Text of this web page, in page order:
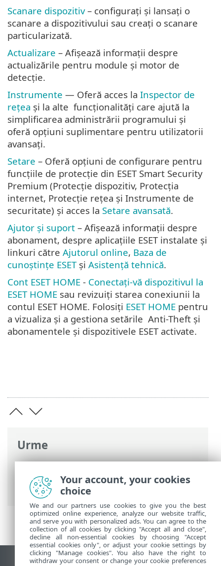
Urme
Ajutor online ESET>ESET Smart Security
Premium
>Lucrul cu ESET Smart Security
Premium
Scanare dispozitiv– configurați și lansați o
scanare a dispozitivului sau creați o scanare
particularizată.
Actualizare – Afișează informații despre
actualizările pentru module și motor de
detecție.
Instrumente — Oferă acces la Inspector de
rețea și la alte funcționalități care ajută la
simplificarea administrării programului și
oferă opțiuni suplimentare pentru utilizatorii
avansați.
Setare – Oferă opțiuni de configurare pentru
funcțiile de protecție din ESET Smart Security
Premium (Protecție dispozitiv, Protecția
internet, Protecție rețea și Instrumente de
securitate) și acces la Setare avansată.
Ajutor și suport – Afișează informații despre
abonament, despre aplicațiile ESET instalate și
linkuri către Ajutorul online, Baza de
cunoștințe ESETși Asistență tehnică.
Cont ESET HOME - Conectați-vă dispozitivul la
ESET HOME sau revizuiți starea conexiunii la
contul ESET HOME. Folosiți ESET HOME pentru
a vizualiza și a gestiona setările Anti-Theft și
abonamentele și dispozitivele ESET activate.
Your account, your cookies
choice
We and our partners use cookies to give you the best
optimized online experience, analyze our website traffic,
and serve you with personalized ads. You can agree to the
collection of all cookies by clicking "Accept all and close",
decline all non-essential cookies by choosing "Accept
essential cookies only", or adjust your cookie settings by
clicking "Manage cookies". You also have the right to
withdraw your consent or change your cookie preferences